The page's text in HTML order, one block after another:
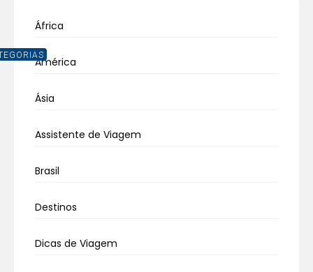
África
América
Ásia
Assistente de Viagem
Brasil
Destinos
Dicas de Viagem